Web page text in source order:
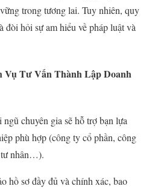
trong tương lai. Tuy nhiên, quy
đòi hỏi sự am hiểu về pháp luật và
Vụ Tư Vấn Thành Lập Doanh
chuyên gia sẽ hỗ trợ bạn lựa
phù hợp (công ty cổ phần, công
nhân…).
hồ sơ đầy đủ và chính xác, bao